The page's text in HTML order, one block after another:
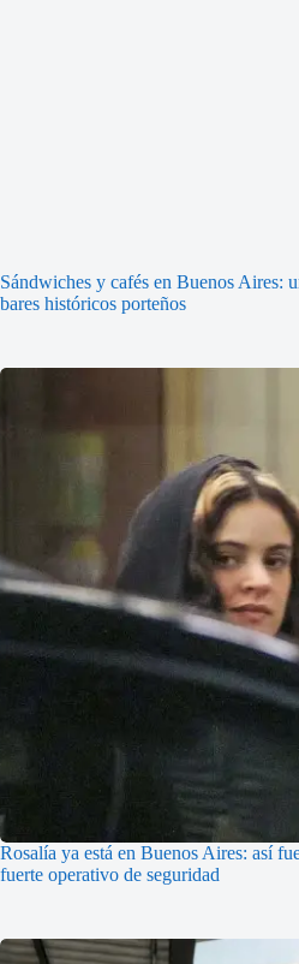
Sándwiches y cafés en Buenos Aires:
bares históricos porteños
Rosalía ya está en Buenos Aires: así
fuerte operativo de seguridad